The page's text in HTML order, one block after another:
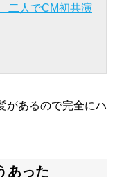
二人でCM初共演
があるので完全にハ
あった